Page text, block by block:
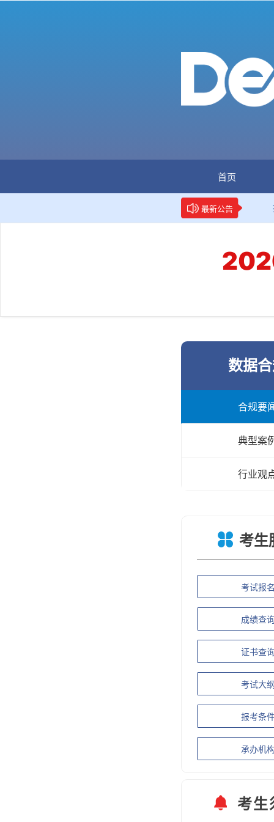
首页
最新公告
新华网权威报道：
数据
合规要
典型案
行业观
考生
考试报
成绩查
证书查
考试大
报考条
承办机
考生